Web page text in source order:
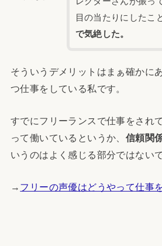
目の当たりにしたこ
で気絶した。
そういうデメリットはまぁ確かに
つ仕事をしている私です。
すでにフリーランスで仕事をされ
って働いているというか、 信頼関
いうのはよく感じる部分ではない
→ フリーの声優はどうやって仕事